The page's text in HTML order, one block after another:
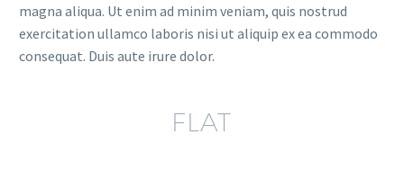
magna aliqua. Ut enim ad minim veniam, quis nostrud
exercitation ullamco laboris nisi ut aliquip ex ea commodo
consequat. Duis aute irure dolor.
FLAT